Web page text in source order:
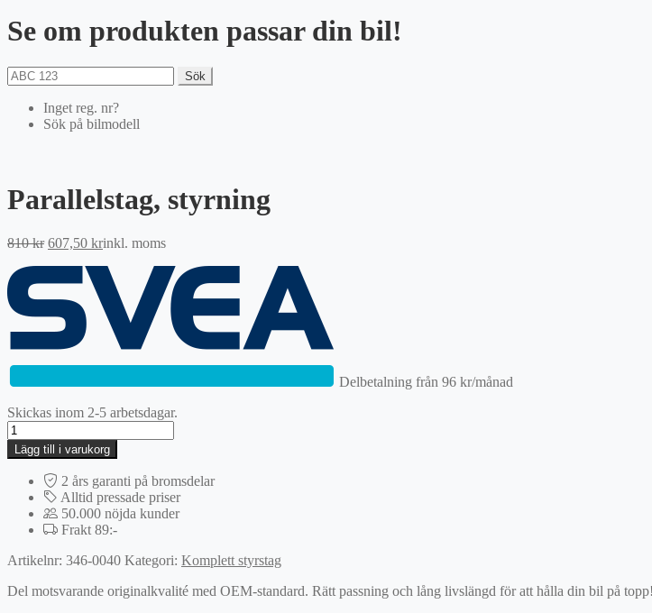
Se om produkten passar din bil!
Sök
Inget reg. nr?
Sök på bilmodell
Parallelstag, styrning
810kr Det
810 kr.
607,50 krDet
priset
är:
607,50 kr.
inkl. moms
Delbetalning från 96 kr/månad
Skickas inom 2-5 arbetsdagar.
Parallelstag,
styrning
mängd
Lägg till i varukorg
2 års garanti på bromsdelar
Alltid pressade priser
50.000 nöjda kunder
Frakt 89:-
Artikelnr: 346-0040 Kategori: Komplett styrstag
Del motsvarande originalkvalité med OEM-standard. Rätt passning och lång livslängd för att hålla din bil på topp!